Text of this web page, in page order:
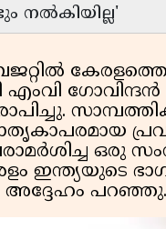
നൽകിയില്ല'
ഗോവിന്ദൻ
സാമ്പത്തിക
ഒരു
ഇന്ത്യയുടെ
അദ്ദേഹം പറഞ്ഞു.